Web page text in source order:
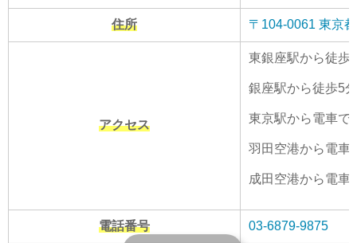
住所 〒104-0061 東京
アクセス
東銀座駅から徒歩
銀座駅から徒歩5分
東京駅から電車で
羽田空港から電車
成田空港から電車
電話番号 03-6879-9875